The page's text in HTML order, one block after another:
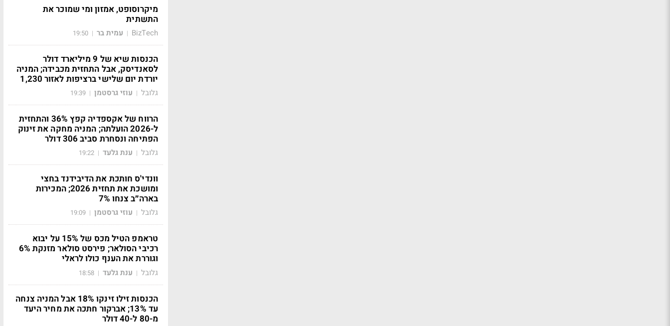
מיקרוסופט, אמזון ומי שמוכר את
התשתית
BizTech
| עמית בר |
19:50
הכנסות שיא של 9 מיליארד דולר
לסאנדיסק, אבל התחזית מכבידה; המניה
יורדת יום שלישי ברציפות לאזור 1,230
גלובל | עוזי גרסטמן |
19:39
הרווח של אקספדיה קפץ 36% והתחזית
ל-2026 הועלתה; המניה מחקה את זינוק
הפתיחה ונסחרת סביב 306 דולר
גלובל | ענת גלעד |
19:22
וונדי'ס חותכת את הדיבידנד בחצי
ומושכת את תחזית 2026; המכירות
בארה״ב צנחו 7%
גלובל | עוזי גרסטמן |
19:09
טראמפ הטיל מכס של 15% על יבוא
רכיבי הסולאר; פירסט סולאר מזנקת 6%
וגוררת את הענף כולו לראלי
גלובל | ענת גלעד |
18:58
הכנסות זילו זינקו 18% אבל המניה צנחה
עד 13%; אברקור חתכה את מחיר היעד
מ-80 ל-40 דולר